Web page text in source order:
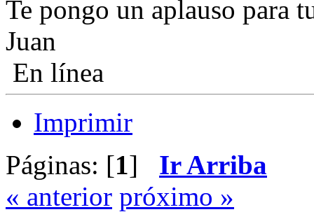
Te pongo un aplauso para
Juan
En línea
Imprimir
Páginas: [1] Ir Arriba
« anterior próximo »